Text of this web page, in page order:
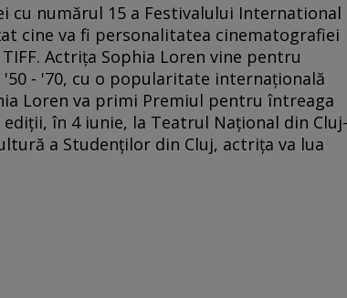
cu numărul 15 a Festivalului International
cine va fi personalitatea cinematografiei
Actriţa Sophia Loren vine pentru
- '70, cu o popularitate internațională
Loren va primi Premiul pentru întreaga
în 4 iunie, la Teatrul Național din Cluj-
a Studenților din Cluj, actrița va lua